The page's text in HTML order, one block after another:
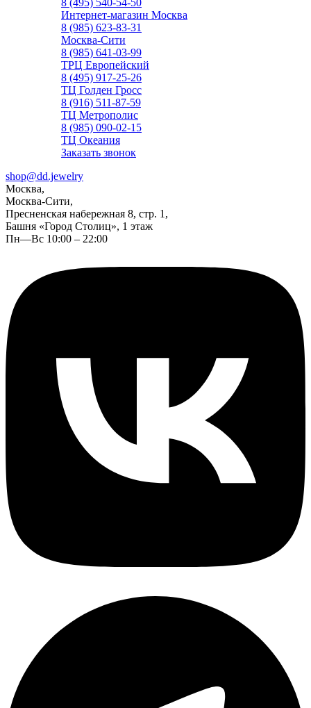
8 (495) 540-54-50
Интернет-магазин Москва
8 (985) 623-83-31
Москва-Сити
8 (985) 641-03-99
ТРЦ Европейский
8 (495) 917-25-26
ТЦ Голден Гросс
8 (916) 511-87-59
ТЦ Метрополис
8 (985) 090-02-15
ТЦ Океания
Заказать звонок
shop@dd.jewelry
Москва,
Москва-Сити,
Пресненская набережная 8, стр. 1,
Башня «Город Столиц», 1 этаж
Пн—Вс 10:00 – 22:00